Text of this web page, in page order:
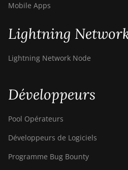
Mobile Apps
Lightning
Lightning Network Node
Développeurs
Pool Opérateurs
Développeurs de Logiciels
Programme Bug Bounty